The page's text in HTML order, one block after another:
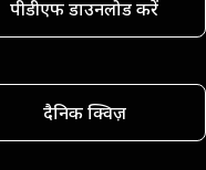
पीडीएफ डाउनलोड करें
दैनिक क्विज़